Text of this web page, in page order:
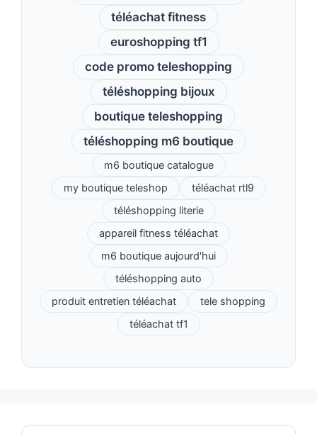
téléachat fitness
euroshopping tf1
code promo teleshopping
téléshopping bijoux
boutique teleshopping
téléshopping m6 boutique
m6 boutique catalogue
my boutique teleshop
téléachat rtl9
téléshopping literie
appareil fitness téléachat
m6 boutique aujourd'hui
téléshopping auto
produit entretien téléachat
tele shopping
téléachat tf1